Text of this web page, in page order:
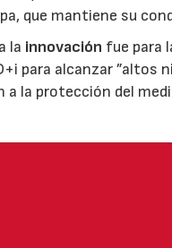
que mantiene su
la innovación fue para
para alcanzar
a la protección del